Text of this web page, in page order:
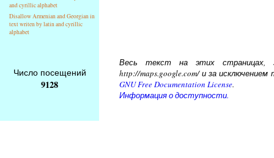
and cyrillic alphabet
Disallow Armenian and Georgian in
text writen by latin and cyrillic
alphabet
Число посещений
9128
Весь текст на этих страницах,
http://maps.google.com/ и за
GNU Free Documentation License.
Информация о доступности.